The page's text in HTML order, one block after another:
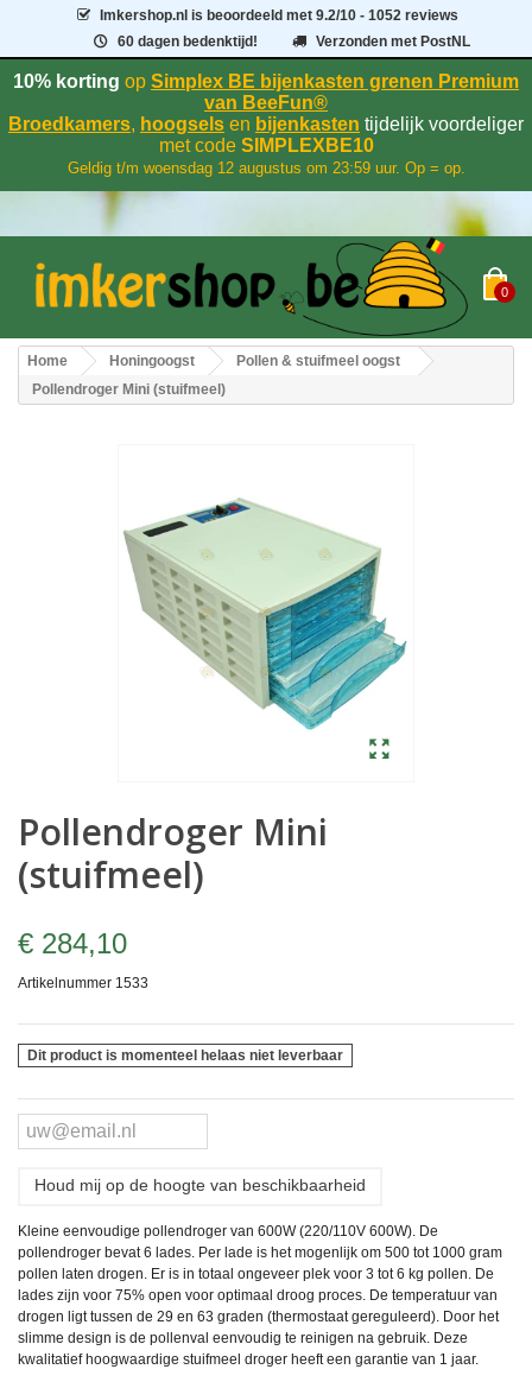
Imkershop.nl is beoordeeld met9.2/10 - 1052 reviews
60 dagen bedenktijd!
Verzonden met PostNL
10% korting op Simplex BE bijenkasten grenen Premium
van BeeFun®
Broedkamers, hoogsels en bijenkasten tijdelijk voordeliger
met codeSIMPLEXBE10
Geldig t/m woensdag 12 augustus om 23:59 uur. Op = op.
0
Home Honingoogst
Pollen & stuifmeel oogst
Pollendroger Mini (stuifmeel)
Pollendroger Mini
(stuifmeel)
€ 284,10
Artikelnummer 1533
Dit product is momenteel helaas niet leverbaar
Houd mij op de hoogte van beschikbaarheid
Kleine eenvoudige pollendroger van 600W (220/110V 600W). De
pollendroger bevat 6 lades. Per lade is het mogenlijk om 500 tot 1000 gram
pollen laten drogen. Er is in totaal ongeveer plek voor 3 tot 6 kg pollen. De
lades zijn voor 75% open voor optimaal droog proces. De temperatuur van
drogen ligt tussen de 29 en 63 graden (thermostaat gereguleerd). Door het
slimme design is de pollenval eenvoudig te reinigen na gebruik. Deze
kwalitatief hoogwaardige stuifmeel droger heeft een garantie van 1 jaar.